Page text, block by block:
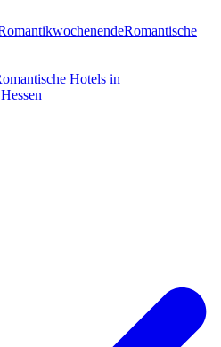
Romantische
Hotels in